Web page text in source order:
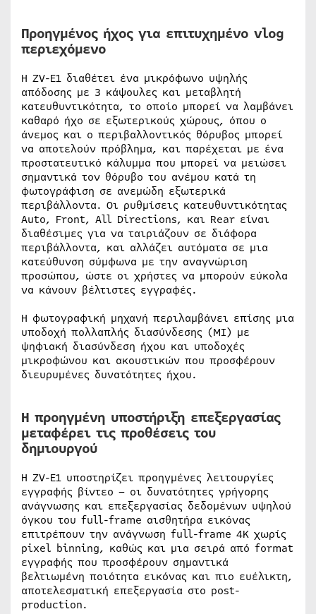
Προηγμένος ήχος για επιτυχημένο vlog
περιεχόμενο
Η ZV-E1 διαθέτει ένα μικρόφωνο υψηλής
απόδοσης με 3 κάψουλες και μεταβλητή
κατευθυντικότητα, το οποίο μπορεί να λαμβάνει
καθαρό ήχο σε εξωτερικούς χώρους, όπου ο
άνεμος και ο περιβαλλοντικός θόρυβος μπορεί
να αποτελούν πρόβλημα, και παρέχεται με ένα
προστατευτικό κάλυμμα που μπορεί να μειώσει
σημαντικά τον θόρυβο του ανέμου κατά τη
φωτογράφιση σε ανεμώδη εξωτερικά
περιβάλλοντα. Οι ρυθμίσεις κατευθυντικότητας
Auto, Front, All Directions, και Rear είναι
διαθέσιμες για να ταιριάζουν σε διάφορα
περιβάλλοντα, και αλλάζει αυτόματα σε μια
κατεύθυνση σύμφωνα με την αναγνώριση
προσώπου, ώστε οι χρήστες να μπορούν εύκολα
να κάνουν βέλτιστες εγγραφές.
Η φωτογραφική μηχανή περιλαμβάνει επίσης μια
υποδοχή πολλαπλής διασύνδεσης (MI) με
ψηφιακή διασύνδεση ήχου και υποδοχές
μικροφώνου και ακουστικών που προσφέρουν
διευρυμένες δυνατότητες ήχου.
Η προηγμένη υποστήριξη επεξεργασίας
μεταφέρει τις προθέσεις του
δημιουργού
Η ZV-E1 υποστηρίζει προηγμένες λειτουργίες
εγγραφής βίντεο – οι δυνατότητες γρήγορης
ανάγνωσης και επεξεργασίας δεδομένων υψηλού
όγκου του full-frame αισθητήρα εικόνας
επιτρέπουν την ανάγνωση full-frame 4K χωρίς
pixel binning, καθώς και μια σειρά από format
εγγραφής που προσφέρουν σημαντικά
βελτιωμένη ποιότητα εικόνας και πιο ευέλικτη,
αποτελεσματική επεξεργασία στο post-
production.